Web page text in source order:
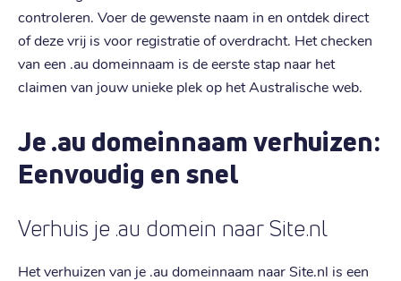
controleren. Voer de gewenste naam in en ontdek direct
of deze vrij is voor registratie of overdracht. Het checken
van een .au domeinnaam is de eerste stap naar het
claimen van jouw unieke plek op het Australische web.
Je .au domeinnaam verhuizen:
Eenvoudig en snel
Verhuis je .au domein naar Site.nl
Het verhuizen van je .au domeinnaam naar Site.nl is een